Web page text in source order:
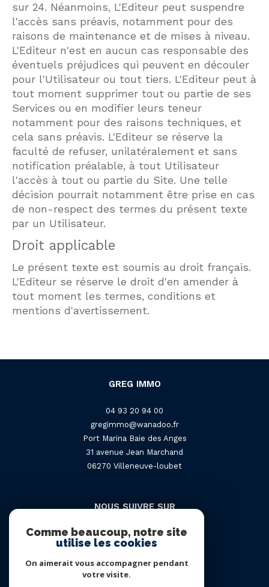
sur 24. Néanmoins, L'Editeur peut suspendre
l'accès sans préavis, notamment pour des
raisons de maintenance et de mises à niveau.
L'Editeur n'est en aucun cas responsable des
éventuels préjudices qui peuvent en découler
pour l'Utilisateur ou tout tiers. L'Editeur peut à
tout moment supprimer tout ou partie de ses
Services ou en modifier leurs teneur
notamment pour des raisons techniques, et
cela sans préavis. L'Editeur se réserve la
faculté de refuser, unilatéralement et sans
notification préalable, à tout Utilisateur
l'accès à tout ou partie du Site. Une telle
décision pourrait notamment être prise en cas
de non-respect des termes du présent texte
par un Utilisateur.
Droit applicable
Le présent texte est soumis au droit français.
L'Editeur se réserve le droit d'en amender à
tout moment les termes, conditions et
mentions d'avertissement.
GREG IMMO
04 93 20 94 00
gregimmo@wanadoo.fr
Port Marina Baie des Anges
31 avenue Jean Marchand
06270
villeneuve-loubet
NOUS SUIVRE SUR
Comme beaucoup, notre site
utilise les cookies
On aimerait vous accompagner pendant
votre visite.